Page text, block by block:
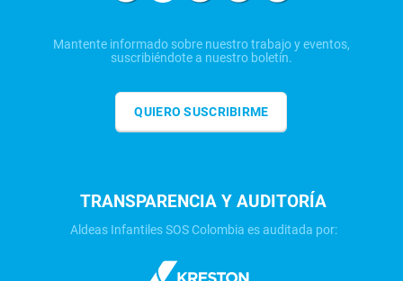
Mantente informado sobre nuestro trabajo y eventos,
suscribiéndote a nuestro boletín.
QUIERO SUSCRIBIRME
TRANSPARENCIA Y AUDITORÍA
Aldeas Infantiles SOS Colombia es auditada por: